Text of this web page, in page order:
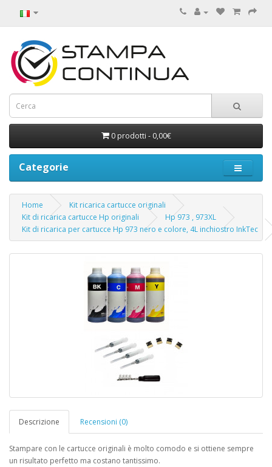
0 prodotti - 0,00€
Categorie
Home
Kit ricarica cartucce originali
Kit di ricarica cartucce Hp originali
Hp 973 , 973XL
Kit di ricarica per cartucce Hp 973 nero e colore, 4L inchiostro InkTec
Descrizione Recensioni (0)
Stampare con le cartucce originali è molto comodo e si ottiene sempre
un risultato perfetto ma costano tantissimo.